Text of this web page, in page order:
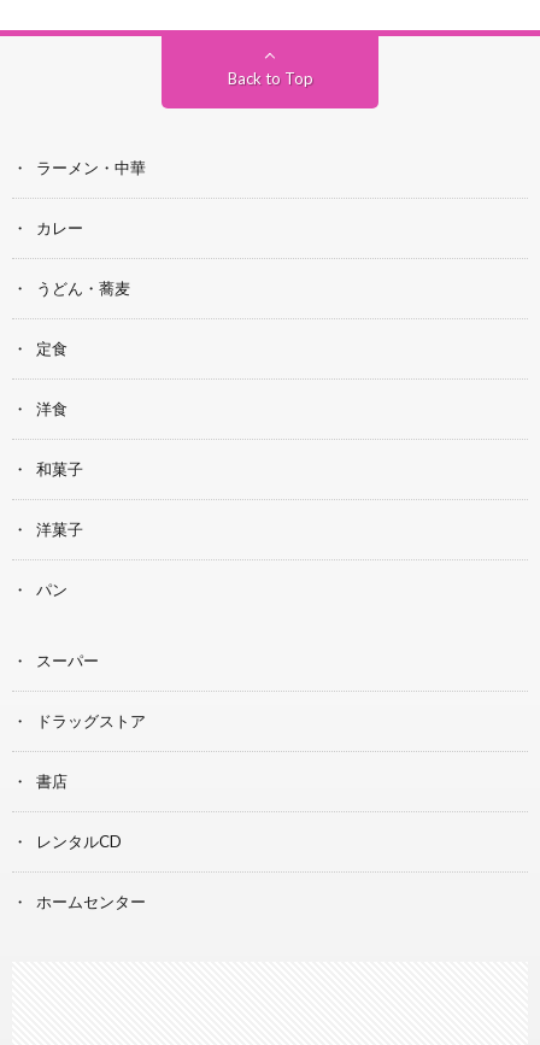
Back to Top
ラーメン・中華
カレー
うどん・蕎麦
定食
洋食
和菓子
洋菓子
パン
スーパー
ドラッグストア
書店
レンタルCD
ホームセンター